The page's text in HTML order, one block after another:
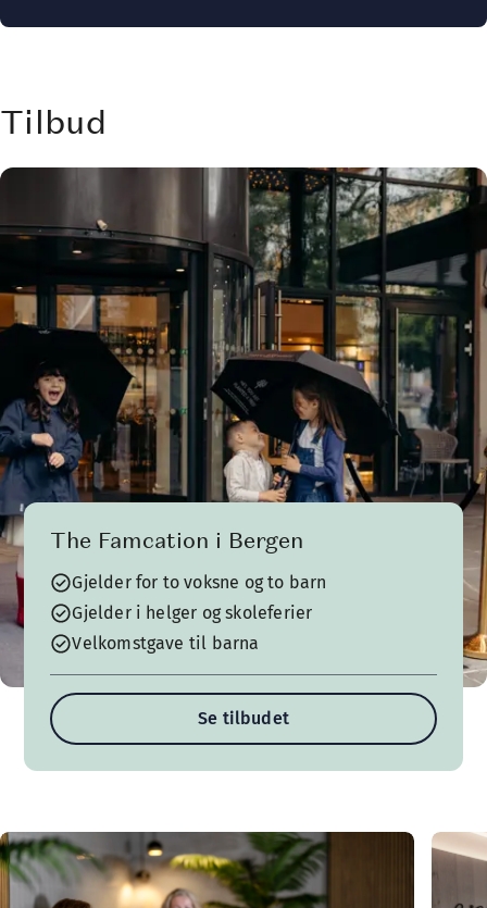
Tilbud
The Famcation i Bergen
Gjelder for to voksne og to barn
Gjelder i helger og skoleferier
Velkomstgave til barna
Se tilbudet